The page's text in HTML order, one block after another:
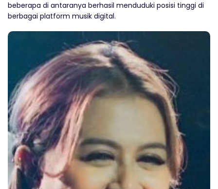
beberapa di antaranya berhasil menduduki posisi tinggi di
berbagai platform musik digital.